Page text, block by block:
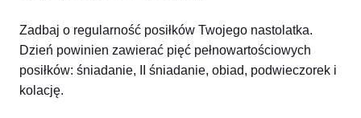
Zadbaj o regularność posiłków Twojego nastolatka.
Dzień powinien zawierać pięć pełnowartościowych
posiłków: śniadanie, II śniadanie, obiad, podwieczorek i
kolację.